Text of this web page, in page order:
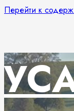
Перейти к